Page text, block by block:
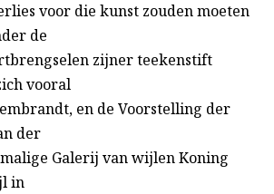
voor die kunst zouden moeten
de
zijner teekenstift
vooral
en de Voorstelling der
der
Galerij van wijlen Koning
in